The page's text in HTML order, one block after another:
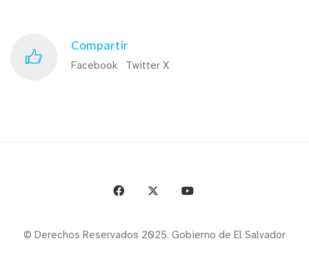
Compartir
Facebook Twitter X
© Derechos Reservados 2025. Gobierno de El Salvador